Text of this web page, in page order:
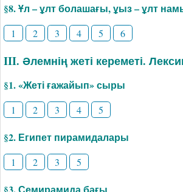
§8. Ұл – ұлт болашағы, ұыз – ұлт
1 2 3 4 5 6
III. Әлемнің жеті кереметі.
§1. «­Жеті ғажайып» сыры
1 2 3 4 5
§2. Египет пирамидалары
1 2 3 5
§3. Семирамида бағы